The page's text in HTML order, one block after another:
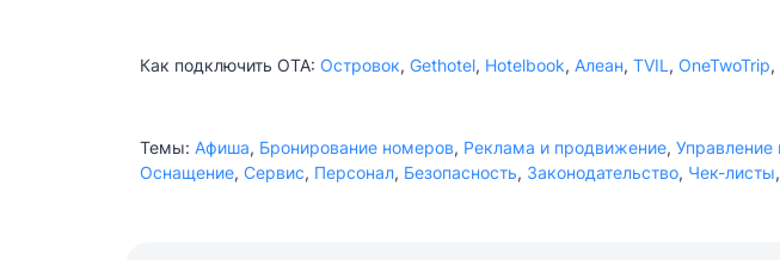
рублей. Осенний этап акции принес
2,7 млрд рублей, то есть возвратный
бюджет почти реализован.
Как подключить ОТА: Островок, Gethotel, Hotelbook, Алеан, TVIL , OneTwoTrip,
Темы: Афиша, Бронирование номеров, Реклама и продвижение,
Оснащение, Сервис, Персонал, Безопасность, Законодательство, Чек-листы,